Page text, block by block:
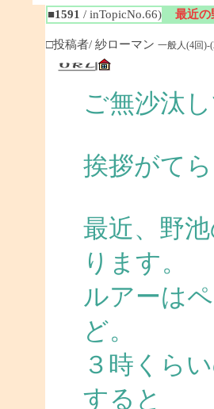
■1591 / inTopicNo.66) 最近の
□投稿者/ 紗ローマン 一般人(4回)-
ご無沙汰
挨拶がて
最近、野
ります。
ルアーは
ど。
３時くら
すると